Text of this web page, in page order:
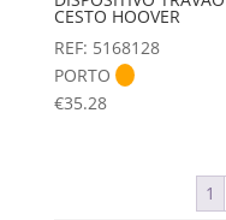
CESTO HOOVER
REF: 5168128
PORTO
€35.28
1